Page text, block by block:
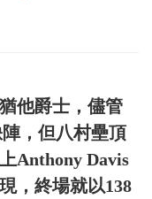
他爵士，儘管
陣，但八村壘頂
Anthony Davis
，終場就以138